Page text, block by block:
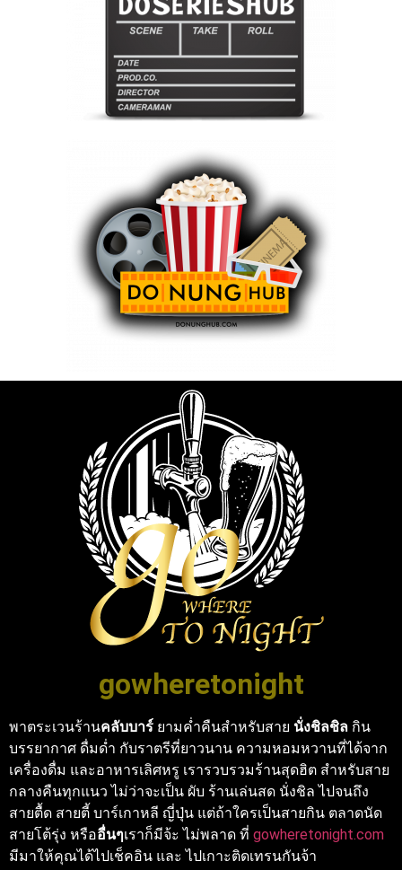
gowheretonight
พาตระเวนร้านคลับบาร์ ยามค่ำคืนสำหรับสาย นั่งชิลชิล กิน
บรรยากาศ ดื่มด่ำ กับราตรีที่ยาวนาน ความหอมหวานที่ได้จาก
เครื่องดื่ม และอาหารเลิศหรู เรารวบรวมร้านสุดฮิต สำหรับสาย
กลางคืนทุกแนว ไม่ว่าจะเป็น ผับ ร้านเล่นสด นั่งชิล ไปจนถึง
สายตื้ด สายตี้ บาร์เกาหลี ญี่ปุ่น แต่ถ้าใครเป็นสายกิน ตลาดนัด
สายโต้รุ่ง หรืออื่นๆเราก็มีจ้ะ ไม่พลาด ที่ gowheretonight.com
มีมาให้คุณได้ไปเช็คอิน และ ไปเกาะติดเทรนกันจ้า